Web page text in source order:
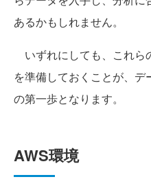
あるかもしれません。
いずれにしても、これら
を準備しておくことが、
の第一歩となります。
AWS環境